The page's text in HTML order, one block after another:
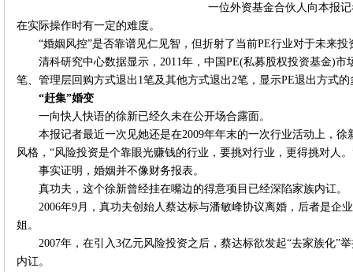
一位外资基金合伙人向本报
在实际操作时有一定的难度。
“婚姻风控”是否靠谱见仁见智，但折射了当前PE行业对于未来投
清科研究中心数据显示，2011年，中国PE(私募股权投资基金)
笔、管理层回购方式退出1笔及其他方式退出2笔，显示PE退出方式的
“赶集”婚变
一向快人快语的徐新已经久未在公开场合露面。
本报记者最近一次见她还是在2009年年末的一次行业活动上，
风格，“风险投资是个靠眼光赚钱的行业，要挑对行业，更得挑对人。
事实证明，婚姻并不像财务报表。
真功夫，这个徐新曾经挂在嘴边的得意项目已经深陷家族内讧。
2006年9月，真功夫创始人蔡达标与潘敏峰协议离婚，后者是企
姐。
2007年，在引入3亿元风险投资之后，蔡达标欲发起“去家族化”
内讧。